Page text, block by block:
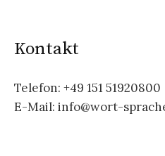
Kontakt
Telefon: +49 151 51920800
E-Mail: info@wort-